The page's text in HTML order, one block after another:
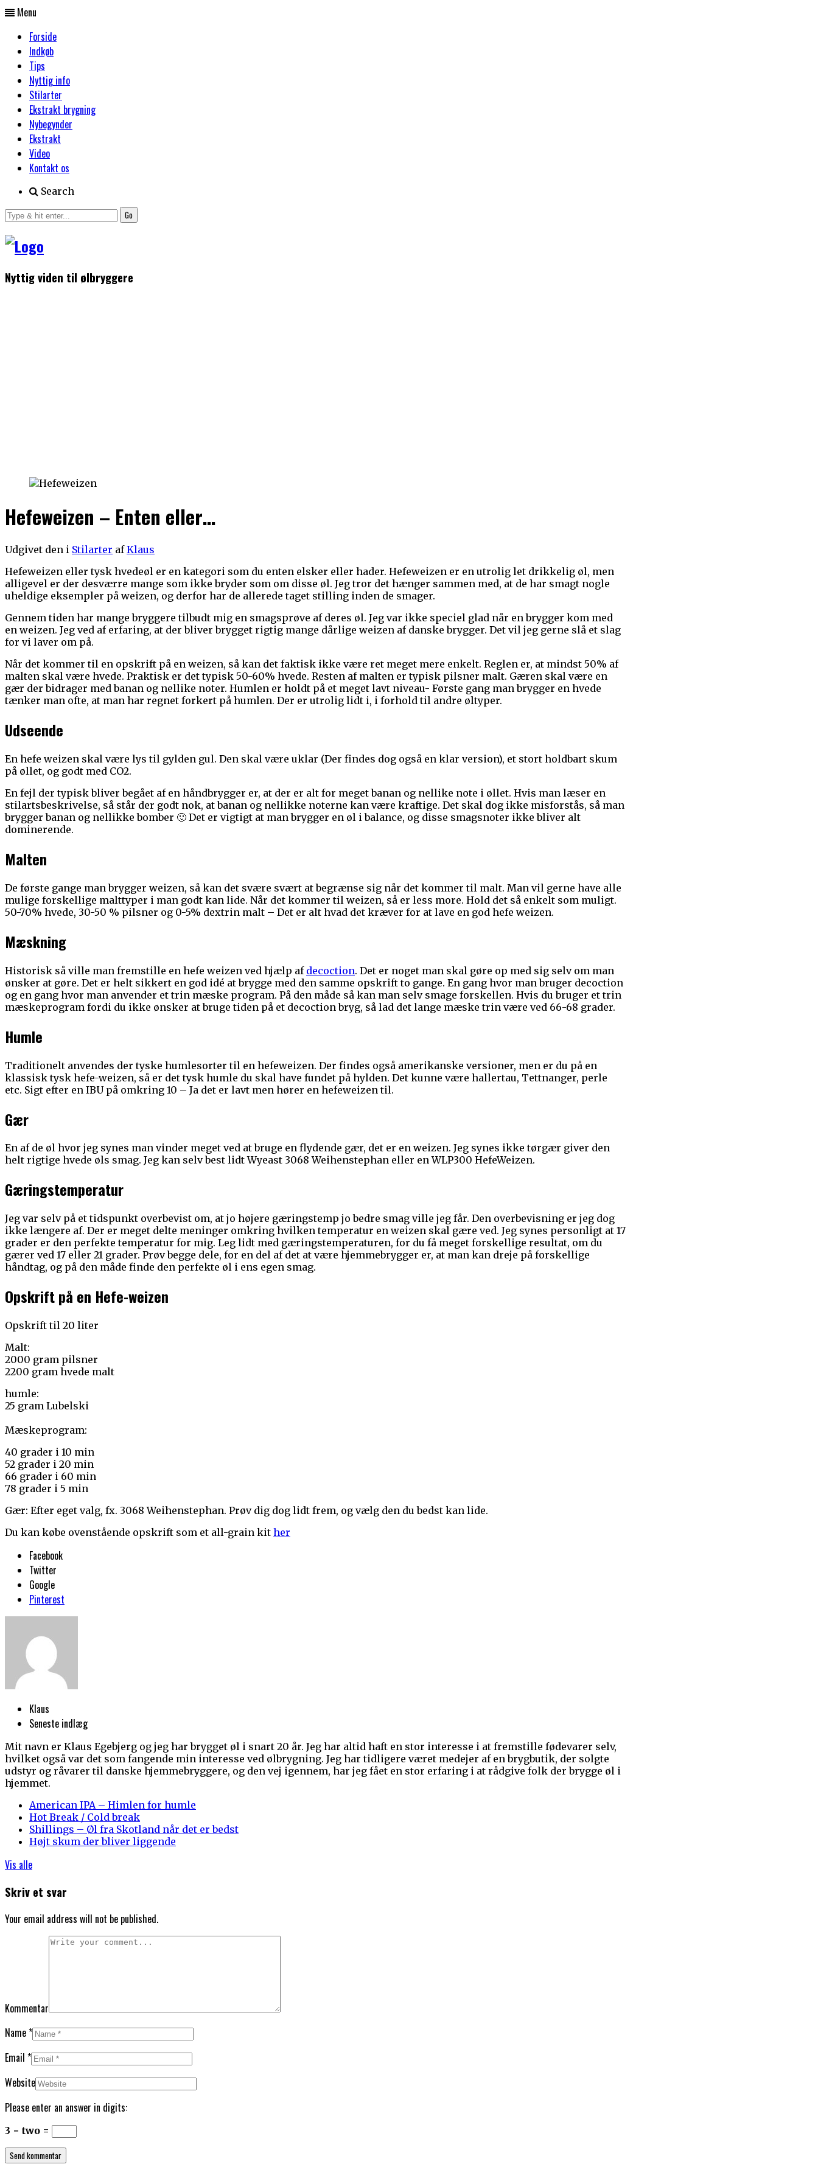
Menu
Forside
Indkøb
Tips
Nyttig info
Stilarter
Ekstrakt brygning
Nybegynder
Ekstrakt
Video
Kontakt os
Search
Go
Nyttig viden til ølbryggere
Hefeweizen – Enten eller…
Udgivet den i Stilarter afKlaus
Hefeweizen eller tysk hvedeøl er en kategori som du enten elsker eller hader. Hefeweizen er en utrolig let drikkelig øl, men
alligevel er der desværre mange som ikke bryder som om disse øl. Jeg tror det hænger sammen med, at de har smagt nogle
uheldige eksempler på weizen, og derfor har de allerede taget stilling inden de smager.
Gennem tiden har mange bryggere tilbudt mig en smagsprøve af deres øl. Jeg var ikke speciel glad når en brygger kom med
en weizen. Jeg ved af erfaring, at der bliver brygget rigtig mange dårlige weizen af danske brygger. Det vil jeg gerne slå et slag
for vi laver om på.
Når det kommer til en opskrift på en weizen, så kan det faktisk ikke være ret meget mere enkelt. Reglen er, at mindst 50% af
malten skal være hvede. Praktisk er det typisk 50-60% hvede. Resten af malten er typisk pilsner malt. Gæren skal være en
gær der bidrager med banan og nellike noter. Humlen er holdt på et meget lavt niveau- Første gang man brygger en hvede
tænker man ofte, at man har regnet forkert på humlen. Der er utrolig lidt i, i forhold til andre øltyper.
Udseende
En hefe weizen skal være lys til gylden gul. Den skal være uklar (Der findes dog også en klar version), et stort holdbart skum
på øllet, og godt med CO2.
En fejl der typisk bliver begået af en håndbrygger er, at der er alt for meget banan og nellike note i øllet. Hvis man læser en
stilartsbeskrivelse, så står der godt nok, at banan og nellikke noterne kan være kraftige. Det skal dog ikke misforstås, så man
brygger banan og nellikke bomber 🙂 Det er vigtigt at man brygger en øl i balance, og disse smagsnoter ikke bliver alt
dominerende.
Malten
De første gange man brygger weizen, så kan det svære svært at begrænse sig når det kommer til malt. Man vil gerne have alle
mulige forskellige malttyper i man godt kan lide. Når det kommer til weizen, så er less more. Hold det så enkelt som muligt.
50-70% hvede, 30-50 % pilsner og 0-5% dextrin malt – Det er alt hvad det kræver for at lave en god hefe weizen.
Mæskning
Historisk så ville man fremstille en hefe weizen ved hjælp af decoction. Det er noget man skal gøre op med sig selv om man
ønsker at gøre. Det er helt sikkert en god idé at brygge med den samme opskrift to gange. En gang hvor man bruger decoction
og en gang hvor man anvender et trin mæske program. På den måde så kan man selv smage forskellen. Hvis du bruger et trin
mæskeprogram fordi du ikke ønsker at bruge tiden på et decoction bryg, så lad det lange mæske trin være ved 66-68 grader.
Humle
Traditionelt anvendes der tyske humlesorter til en hefeweizen. Der findes også amerikanske versioner, men er du på en
klassisk tysk hefe-weizen, så er det tysk humle du skal have fundet på hylden. Det kunne være hallertau, Tettnanger, perle
etc. Sigt efter en IBU på omkring 10 – Ja det er lavt men hører en hefeweizen til.
Gær
En af de øl hvor jeg synes man vinder meget ved at bruge en flydende gær, det er en weizen. Jeg synes ikke tørgær giver den
helt rigtige hvede øls smag. Jeg kan selv best lidt Wyeast 3068 Weihenstephan eller en WLP300 HefeWeizen.
Gæringstemperatur
Jeg var selv på et tidspunkt overbevist om, at jo højere gæringstemp jo bedre smag ville jeg får. Den overbevisning er jeg dog
ikke længere af. Der er meget delte meninger omkring hvilken temperatur en weizen skal gære ved. Jeg synes personligt at 17
grader er den perfekte temperatur for mig. Leg lidt med gæringstemperaturen, for du få meget forskellige resultat, om du
gærer ved 17 eller 21 grader. Prøv begge dele, for en del af det at være hjemmebrygger er, at man kan dreje på forskellige
håndtag, og på den måde finde den perfekte øl i ens egen smag.
Opskrift på en Hefe-weizen
Opskrift til 20 liter
Malt:
2000 gram pilsner
2200 gram hvede malt
humle:
25 gram Lubelski
Mæskeprogram:
40 grader i 10 min
52 grader i 20 min
66 grader i 60 min
78 grader i 5 min
Gær: Efter eget valg, fx. 3068 Weihenstephan. Prøv dig dog lidt frem, og vælg den du bedst kan lide.
Du kan købe ovenstående opskrift som et all-grain kit her
Facebook
Twitter
Google
Pinterest
Klaus
Seneste indlæg
Mit navn er Klaus Egebjerg og jeg har brygget øl i snart 20 år. Jeg har altid haft en stor interesse i at fremstille fødevarer selv,
hvilket også var det som fangende min interesse ved ølbrygning. Jeg har tidligere været medejer af en brygbutik, der solgte
udstyr og råvarer til danske hjemmebryggere, og den vej igennem, har jeg fået en stor erfaring i at rådgive folk der brygge øl i
hjemmet.
American IPA – Himlen for humle
Hot Break / Cold break
Shillings – Øl fra Skotland når det er bedst
Højt skum der bliver liggende
Vis alle
Skriv et svar
Your email address will not be published.
Kommentar
Name*
Email *
Website
Please enter an answer in digits:
3 − two =